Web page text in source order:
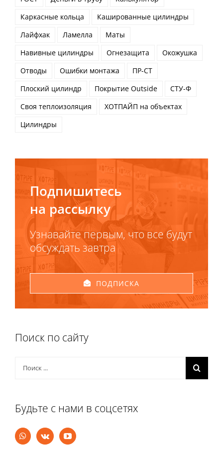
Каркасные кольца
Кашированные цилиндры
Лайфхак
Ламелла
Маты
Навивные цилиндры
Огнезащита
Окожушка
Отводы
Ошибки монтажа
ПР-СТ
Плоский цилиндр
Покрытие Outside
СТУ-Ф
Своя теплоизоляция
ХОТПАЙП на объектах
Цилиндры
Подпишитесь
на рассылку
Узнавайте первым, что все будут
обсуждать завтра
ПОДПИСКА
Поиск по сайту
Будьте с нами в соцсетях